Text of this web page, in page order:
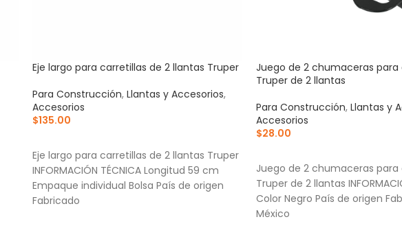
Eje largo para carretillas de 2 llantas Truper
Para Construcción, Llantas y Accesorios,
Accesorios
$135.00
Eje largo para carretillas de 2 llantas Truper
INFORMACIÓN TÉCNICA Longitud 59 cm
Empaque individual Bolsa País de origen
Fabricado
Juego de 2 chumaceras para
Truper de 2 llantas
Para Construcción, Llantas y
Accesorios
$28.00
Juego de 2 chumaceras para
Truper de 2 llantas
Color Negro País de origen
México